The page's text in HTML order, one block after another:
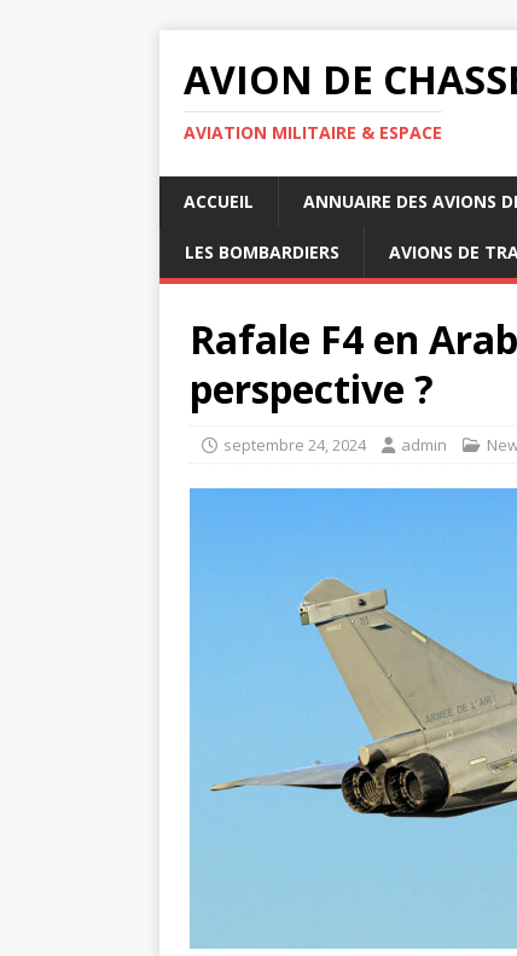
AVION DE
AVIATION MILITAIRE & ESPACE
ACCUEIL ANNUAIRE DES AVIONS
LES BOMBARDIERS AVIONS DE
Rafale F4 en
perspective ?
septembre 24, 2024 admin